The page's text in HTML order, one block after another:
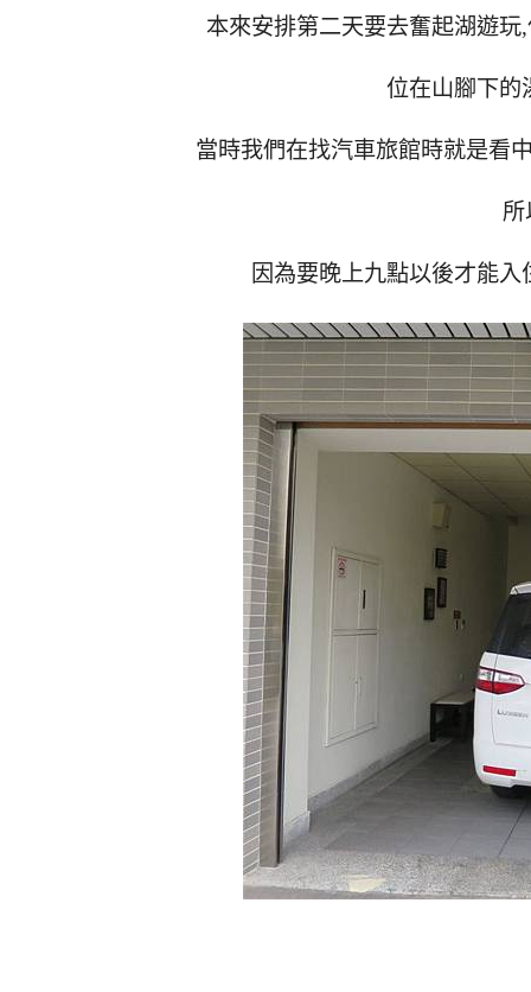
本來安排第二天要去奮起湖遊
位在山腳下的
當時我們在找汽車旅館時就是看
所
因為要晚上九點以後才能